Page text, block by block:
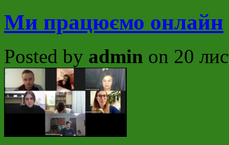
Ми працюємо онлайн
Posted by admin on 20